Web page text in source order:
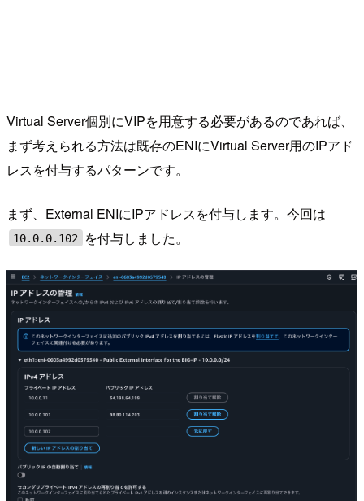
Virtual Server個別にVIPを用意する必要があるのであれば、
まず考えられる方法は既存のENIにVirtual Server用のIPアド
レスを付与するパターンです。
まず、External ENIにIPアドレスを付与します。今回は
10.0.0.102 を付与しました。